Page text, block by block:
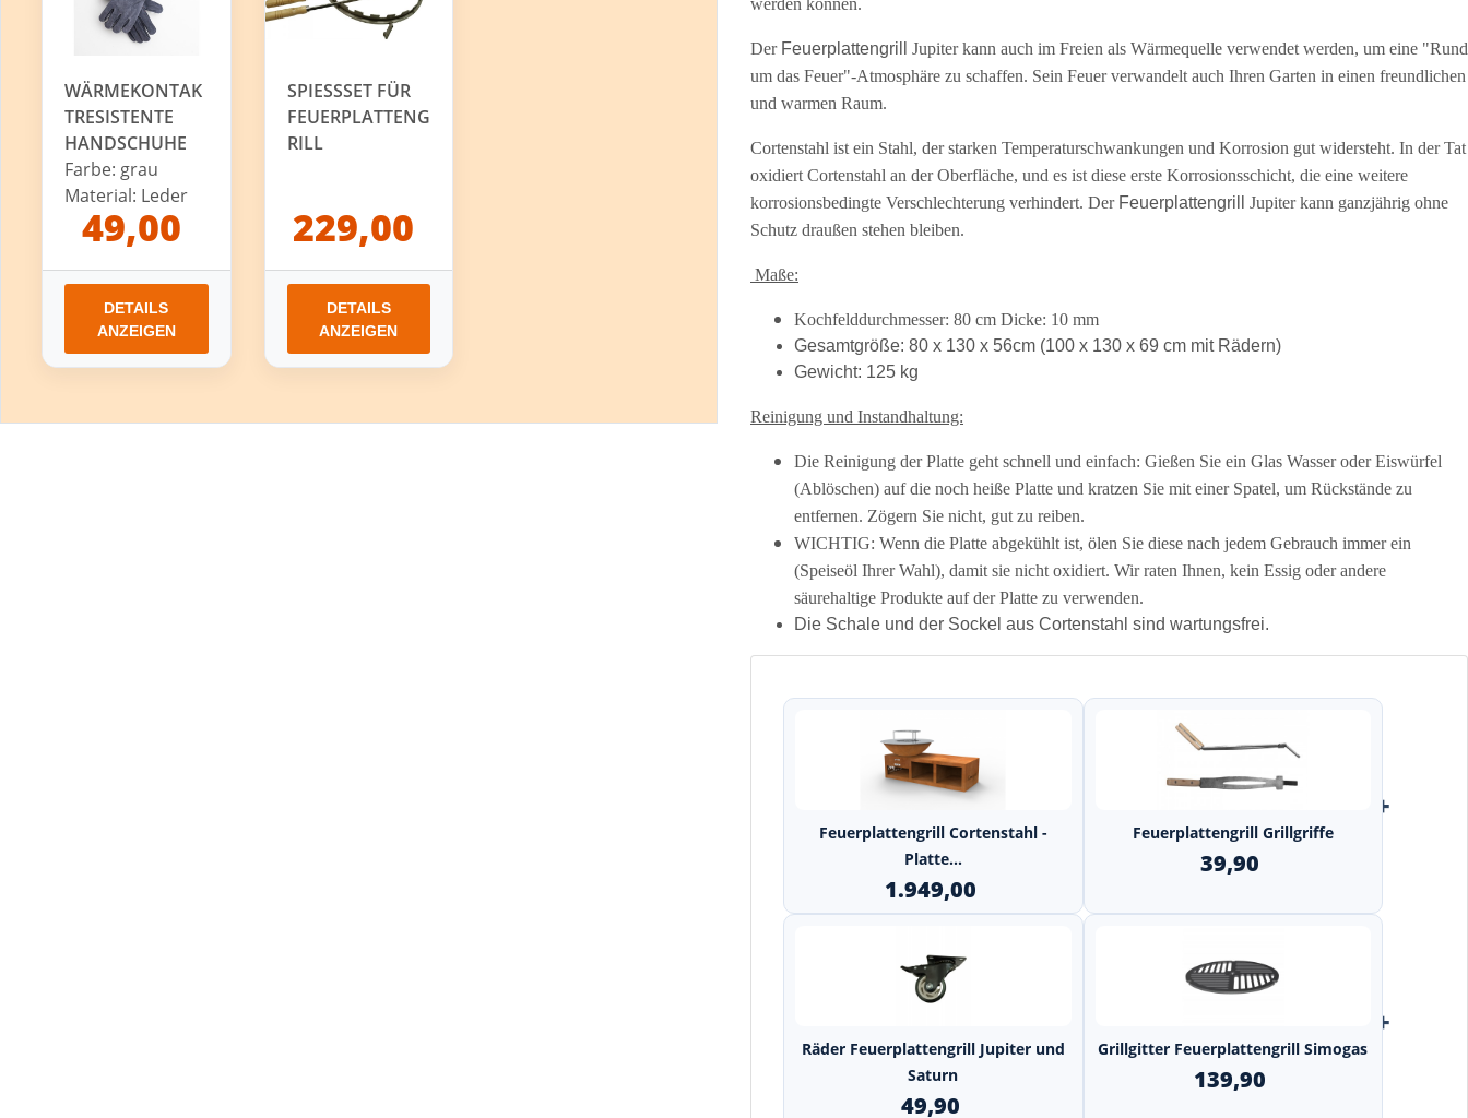
werden können.
Der Feuerplattengrill
Jupiter kann auch im Freien als Wärmequelle verwendet werden, um eine "Rund
um das Feuer"-Atmosphäre zu schaffen. Sein Feuer verwandelt auch Ihren Garten in einen freundlichen
und warmen Raum.
Cortenstahl ist ein Stahl, der starken Temperaturschwankungen und Korrosion gut widersteht. In der Tat
oxidiert Cortenstahl an der Oberfläche, und es ist diese erste Korrosionsschicht, die eine weitere
korrosionsbedingte Verschlechterung verhindert. Der Feuerplattengrill
Jupiter kann ganzjährig ohne
Schutz draußen stehen bleiben.
Maße:
Kochfelddurchmesser: 80 cm Dicke: 10 mm
Gesamtgröße: 80 x 130 x 56cm (100 x 130 x 69 cm mit Rädern)
Gewicht: 125 kg
Reinigung und Instandhaltung:
Die Reinigung der Platte geht schnell und einfach: Gießen Sie ein Glas Wasser oder Eiswürfel
(Ablöschen) auf die noch heiße Platte und kratzen Sie mit einer Spatel, um Rückstände zu
entfernen. Zögern Sie nicht, gut zu reiben.
WICHTIG: Wenn die Platte abgekühlt ist, ölen Sie diese nach jedem Gebrauch immer ein
(Speiseöl Ihrer Wahl), damit sie nicht oxidiert. Wir raten Ihnen, kein Essig oder andere
säurehaltige Produkte auf der Platte zu verwenden.
Die Schale und der Sockel aus Cortenstahl sind wartungsfrei.
Feuerplattengrill Cortenstahl -
Platte...
1.949,00
Feuerplattengrill Grillgriffe
39,90
+
Räder Feuerplattengrill Jupiter und
Saturn
49,90
Grillgitter Feuerplattengrill Simogas
139,90
+
WÄRMEKONTAK
TRESISTENTE
HANDSCHUHE
Farbe: grau
Material: Leder
49,00
DETAILS
ANZEIGEN
SPIESSSET FÜR F
EUERPLATTENGR
ILL
229,00
DETAILS
ANZEIGEN